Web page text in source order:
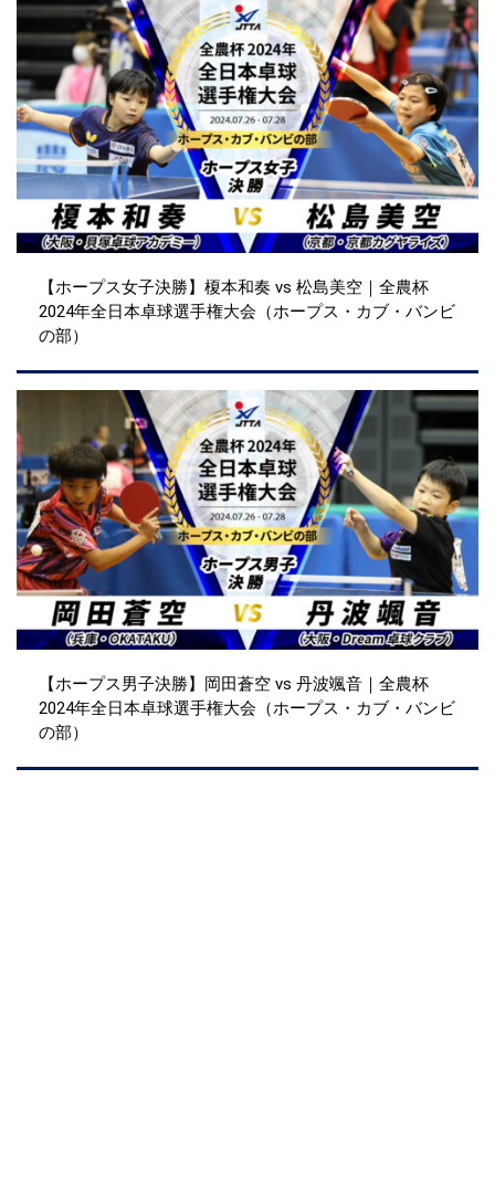
【ホープス女子決勝】榎本和奏 vs 松島美空｜全農杯
2024年全日本卓球選手権大会（ホープス・カブ・バンビ
の部）
【ホープス男子決勝】岡田蒼空 vs 丹波颯音｜全農杯
2024年全日本卓球選手権大会（ホープス・カブ・バンビ
の部）